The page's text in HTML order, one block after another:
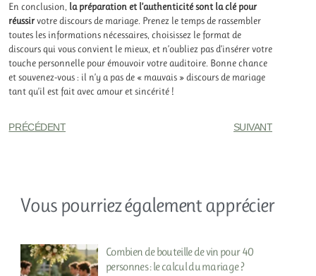
En conclusion, la préparation et l’authenticité sont la clé pour
réussirvotre discours de mariage. Prenez le temps de rassembler
toutes les informations nécessaires, choisissez le format de
discours qui vous convient le mieux, et n’oubliez pas d’insérer votre
touche personnelle pour émouvoir votre auditoire. Bonne chance
et souvenez-vous : il n’y a pas de « mauvais » discours de mariage
tant qu’il est fait avec amour et sincérité !
PRÉCÉDENT SUIVANT
Vous pourriez également apprécier
Combien de bouteille de vin pour 40
personnes : le calcul du mariage ?